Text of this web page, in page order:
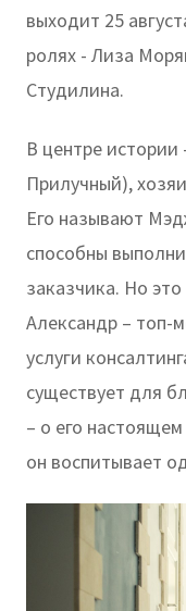
выходит 25
ролях - Лиза
Студилина.
В центре
Прилучный),
Его называют
способны
заказчика. Но
Александр –
услуги
существует для
– о его
он воспитывает